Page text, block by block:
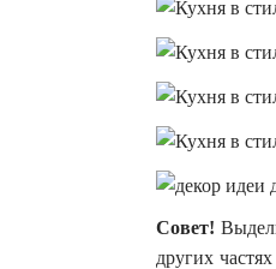
Совет!
других